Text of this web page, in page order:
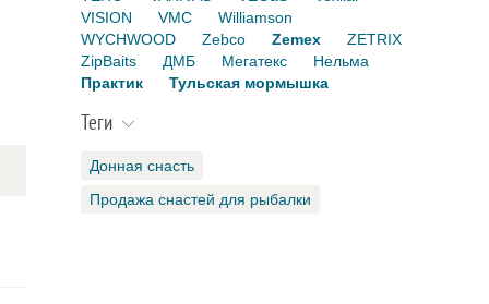
VISION
VMC
Williamson
WYCHWOOD
Zebco Zemex
ZETRIX
ZipBaits
ДМБ Мегатекс
Нельма
Практик
Тульская мормышка
Теги
Донная снасть
Продажа снастей для рыбалки